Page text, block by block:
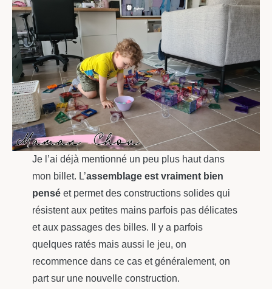
Je l’ai déjà mentionné un peu plus haut dans
mon billet. L’assemblage est vraiment bien
penséet permet des constructions solides qui
résistent aux petites mains parfois pas délicates
et aux passages des billes. Il y a parfois
quelques ratés mais aussi le jeu, on
recommence dans ce cas et généralement, on
part sur une nouvelle construction.